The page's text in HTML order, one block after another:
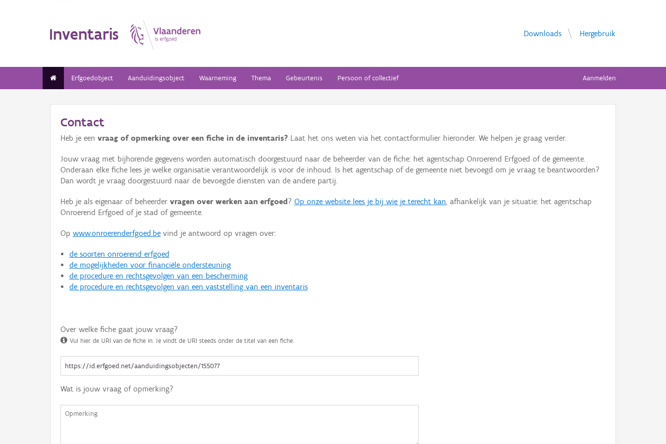
Inventaris Downloads Hergebruik
Erfgoedobject Aanduidingsobject Waarneming Thema Gebeurtenis Persoon of collectief Aanmelden
Contact
Heb je een vraag of opmerking over een fiche in de inventaris? Laat het ons weten via het contactformulier hieronder. We helpen je graag verder.
Jouw vraag met bijhorende gegevens worden automatisch doorgestuurd naar de beheerder van de fiche: het agentschap Onroerend Erfgoed of de gemeente.
Onderaan elke fiche lees je welke organisatie verantwoordelijk is voor de inhoud. Is het agentschap of de gemeente niet bevoegd om je vraag te beantwoorden?
Dan wordt je vraag doorgestuurd naar de bevoegde diensten van de andere partij.
Heb je als eigenaar of beheerder vragen over werken aan erfgoed ? Op onze website lees je bij wie je terecht kan, afhankelijk van je situatie: het agentschap
Onroerend Erfgoed of je stad of gemeente.
Op www.onroerenderfgoed.be vind je antwoord op vragen over:
de soorten onroerend erfgoed
de mogelijkheden voor financiële ondersteuning
de procedure en rechtsgevolgen van een bescherming
de procedure en rechtsgevolgen van een vaststelling van een inventaris
Over welke fiche gaat jouw vraag?
Vul hier de URI van de fiche in. Je vindt de URI steeds onder de titel van een fiche.
Wat is jouw vraag of opmerking?